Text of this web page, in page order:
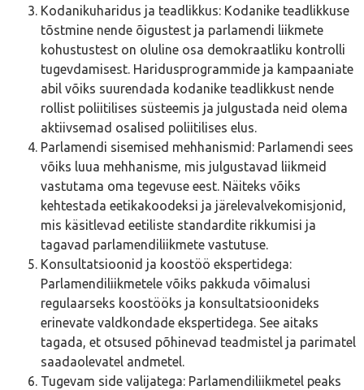
Kodanikuharidus ja teadlikkus: Kodanike teadlikkuse
tõstmine nende õigustest ja parlamendi liikmete
kohustustest on oluline osa demokraatliku kontrolli
tugevdamisest. Haridusprogrammide ja kampaaniate
abil võiks suurendada kodanike teadlikkust nende
rollist poliitilises süsteemis ja julgustada neid olema
aktiivsemad osalised poliitilises elus.
Parlamendi sisemised mehhanismid: Parlamendi sees
võiks luua mehhanisme, mis julgustavad liikmeid
vastutama oma tegevuse eest. Näiteks võiks
kehtestada eetikakoodeksi ja järelevalvekomisjonid,
mis käsitlevad eetiliste standardite rikkumisi ja
tagavad parlamendiliikmete vastutuse.
Konsultatsioonid ja koostöö ekspertidega:
Parlamendiliikmetele võiks pakkuda võimalusi
regulaarseks koostööks ja konsultatsioonideks
erinevate valdkondade ekspertidega. See aitaks
tagada, et otsused põhinevad teadmistel ja parimatel
saadaolevatel andmetel.
Tugevam side valijatega: Parlamendiliikmetel peaks